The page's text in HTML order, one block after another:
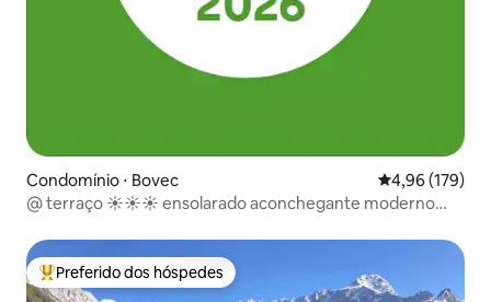
Condomínio ⋅ Bovec 4,96 de uma
4,96 (179)
@ terraço ☀☀☀ ensolarado aconchegante moderno
Entre os melhores preferidos dos hóspedes
Preferido dos hóspedes